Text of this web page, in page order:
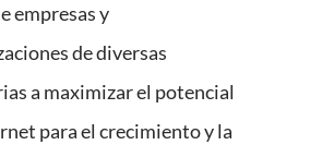
empresas y
de diversas
a maximizar el potencial
para el crecimiento y la